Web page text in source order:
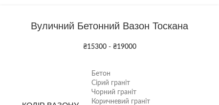
Вуличний Бетонний Вазон Тоскана
₴15300 - ₴19000
Бетон
Сірий граніт
Чорний граніт
Коричневий граніт